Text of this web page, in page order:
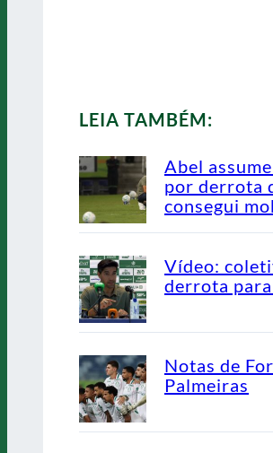
LEIA TAMBÉM:
Abel
por derrota
consegui
Vídeo:
derrota
Notas de
Palmeiras